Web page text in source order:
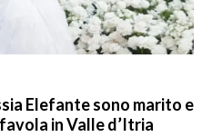
Elefante sono marito e
in Valle d’Itria